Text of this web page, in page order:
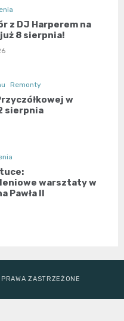
z DJ Harperem na
8 sierpnia!
Remonty
w
sierpnia
warsztaty w
Pawła II
ZASTRZEŻONE